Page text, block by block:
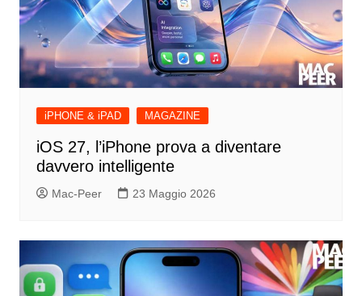
iPHONE & iPAD MAGAZINE
iOS 27, l’iPhone prova a diventare
davvero intelligente
Mac-Peer 23 Maggio 2026